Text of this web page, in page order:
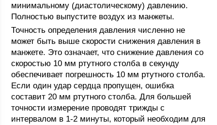
минимальному (диастолическому) давлению.
Полностью выпустите воздух из манжеты.
Точность определения давления численно не
может быть выше скорости снижения давления в
манжете. Это означает, что снижение давления со
скоростью 10 мм ртутного столба в секунду
обеспечивает погрешность 10 мм ртутного столба.
Если один удар сердца пропущен, ошибка
составит 20 мм ртутного столба. Для большей
точности измерение проводят трижды с
интервалом в 1-2 минуты, который необходим для